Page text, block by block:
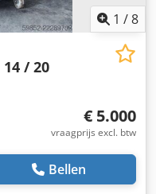
1 /8
/ 20
€ 5.000
vraagprijs excl. btw
Bellen